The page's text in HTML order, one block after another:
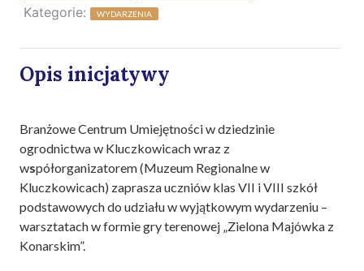
Kategorie: WYDARZENIA
Opis inicjatywy
Branżowe Centrum Umiejętności w dziedzinie
ogrodnictwa w Kluczkowicach wraz z
współorganizatorem (Muzeum Regionalne w
Kluczkowicach) zaprasza uczniów klas VII i VIII szkół
podstawowych do udziału w wyjątkowym wydarzeniu –
warsztatach w formie gry terenowej „Zielona Majówka z
Konarskim”.